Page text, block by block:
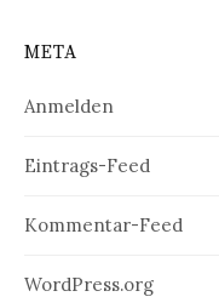
META
Anmelden
Eintrags-Feed
Kommentar-Feed
WordPress.org